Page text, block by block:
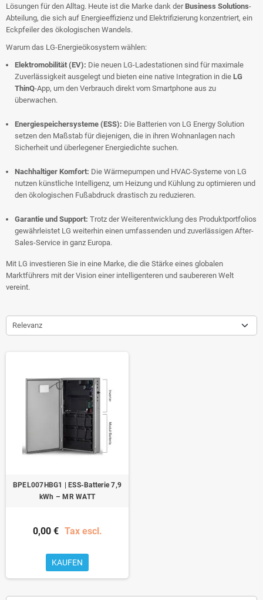
Lösungen für den Alltag. Heute ist die Marke dank derBusiness Solutions-
Abteilung, die sich auf Energieeffizienz und Elektrifizierung konzentriert, ein
Eckpfeiler des ökologischen Wandels.
Warum das LG-Energieökosystem wählen:
Elektromobilität (EV): Die neuen LG-Ladestationen sind für maximale
Zuverlässigkeit ausgelegt und bieten eine native Integration in die LG
ThinQ-App, um den Verbrauch direkt vom Smartphone aus zu
überwachen.
Energiespeichersysteme (ESS): Die Batterien von LG Energy Solution
setzen den Maßstab für diejenigen, die in ihren Wohnanlagen nach
Sicherheit und überlegener Energiedichte suchen.
Nachhaltiger Komfort: Die Wärmepumpen und HVAC-Systeme von LG
nutzen künstliche Intelligenz, um Heizung und Kühlung zu optimieren und
den ökologischen Fußabdruck drastisch zu reduzieren.
Garantie und Support: Trotz der Weiterentwicklung des Produktportfolios
gewährleistet LG weiterhin einen umfassenden und zuverlässigen After-
Sales-Service in ganz Europa.
Mit LG investieren Sie in eine Marke, die die Stärke eines globalen
Marktführers mit der Vision einer intelligenteren und saubereren Welt
vereint.
Relevanz
BPEL007HBG1 | ESS-Batterie 7,9
kWh – MR WATT
0,00 € Tax escl.
KAUFEN